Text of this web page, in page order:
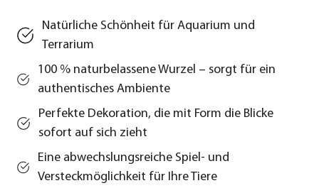
Natürliche Schönheit für Aquarium und
Terrarium
100 % naturbelassene Wurzel – sorgt für ein
authentisches Ambiente
Perfekte Dekoration, die mit Form die Blicke
sofort auf sich zieht
Eine abwechslungsreiche Spiel- und
Versteckmöglichkeit für Ihre Tiere